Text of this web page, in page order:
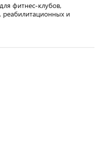
фитнес-клубов,
реабилитационных и